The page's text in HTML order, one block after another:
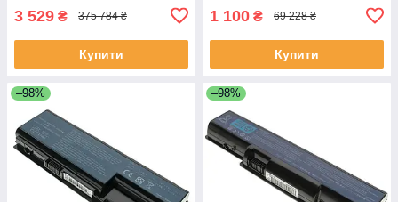
3 529 ₴ 375 784 ₴
Купити
1 100 ₴ 69 228 ₴
Купити
–98% –98%